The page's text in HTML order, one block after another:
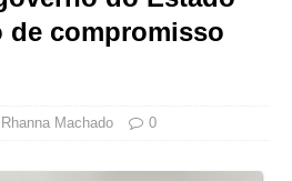
de compromisso
Rhanna Machado 0